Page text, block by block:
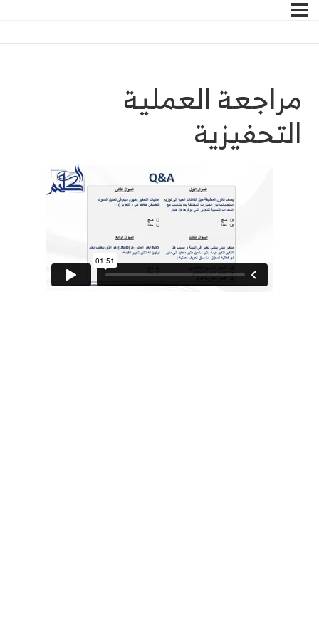
مراجعة العملية
التحفيزية